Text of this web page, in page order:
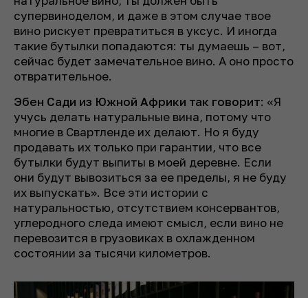
супервиноделом, и даже в этом случае твое
вино рискует превратиться в уксус. И иногда
такие бутылки попадаются: ты думаешь – вот,
сейчас будет замечательное вино. А оно просто
отвратительное.
Эбен Сади из Южной Африки так говорит: «Я
учусь делать натуральные вина, потому что
многие в Свартленде их делают. Но я буду
продавать их только при гарантии, что все
бутылки будут выпиты в моей деревне. Если
они будут вывозиться за ее пределы, я не буду
их выпускать». Все эти истории с
натуральностью, отсутствием консервантов,
углеродного следа имеют смысл, если вино не
перевозится в грузовиках в охлажденном
состоянии за тысячи километров.